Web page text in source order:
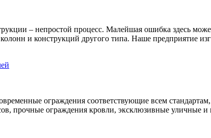
– непростой процесс. Малейшая ошибка здесь
и конструкций другого типа. Наше предприятие
ограждения соответствующие всем
прочные ограждения кровли, эксклюзивные уличные